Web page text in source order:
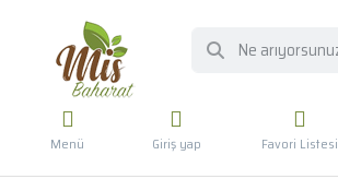
Menü Giriş yap Favori Listesi